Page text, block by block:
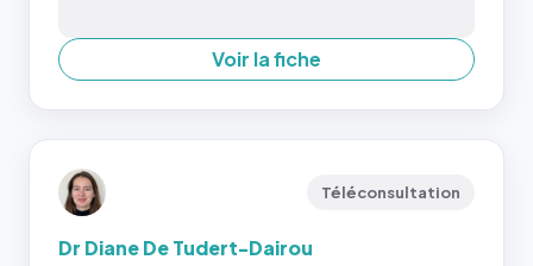
Voir la fiche
Téléconsultation
Dr Diane De Tudert-Dairou